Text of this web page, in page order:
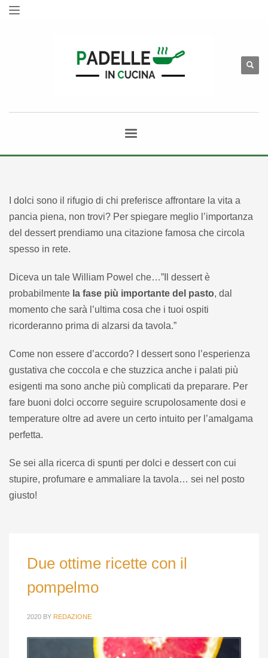
I dolci sono il rifugio di chi preferisce affrontare la vita a
pancia piena, non trovi? Per spiegare meglio l’importanza
del dessert prendiamo una citazione famosa che circola
spesso in rete.
Diceva un tale William Powel che…”Il dessert è
probabilmente la fase più importante del pasto, dal
momento che sarà l’ultima cosa che i tuoi ospiti
ricorderanno prima di alzarsi da tavola.”
Come non essere d’accordo? I dessert sono l’esperienza
gustativa che coccola e che stuzzica anche i palati più
esigenti ma sono anche più complicati da preparare. Per
fare buoni dolci occorre seguire scrupolosamente dosi e
temperature oltre ad avere un certo intuito per l’amalgama
perfetta.
Se sei alla ricerca di spunti per dolci e dessert con cui
stupire, profumare e ammaliare la tavola… sei nel posto
giusto!
Due ottime ricette con il
pompelmo
2020 BY REDAZIONE